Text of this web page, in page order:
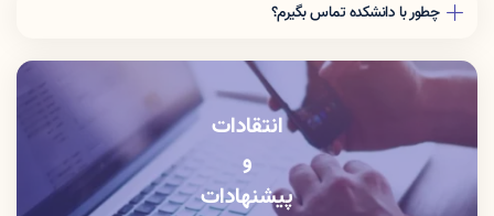
چطور با دانشکده تماس بگیرم؟
آموزش دانشكده: 06633412309
انتقادات
و
پیشنهادات